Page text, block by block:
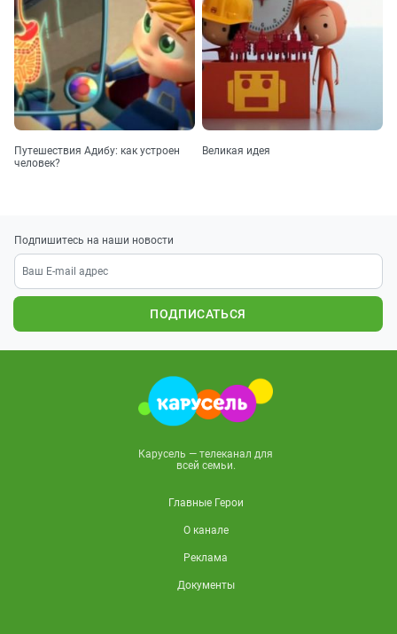
Путешествия Адибу: как устроен
человек?
Великая идея
Подпишитесь на наши новости
ПОДПИСАТЬСЯ
Карусель — телеканал для
всей семьи.
Главные Герои
О канале
Реклама
Документы